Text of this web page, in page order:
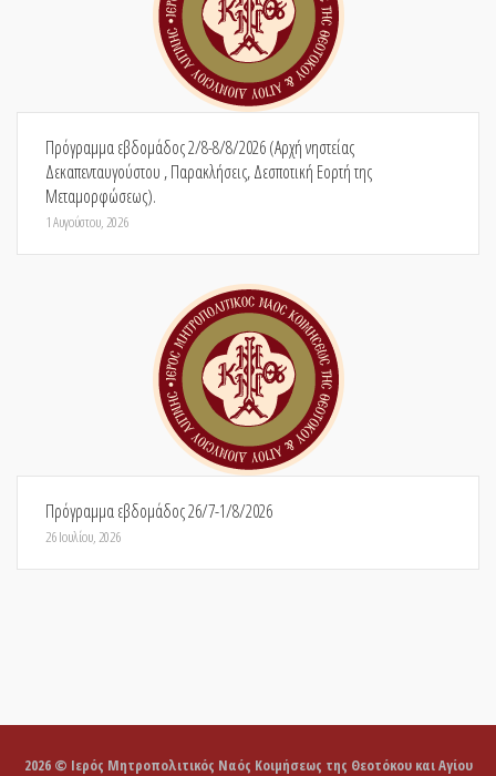
Πρόγραμμα εβδομάδος 2/8-8/8/2026 (Αρχή νηστείας
Δεκαπενταυγούστου , Παρακλήσεις, Δεσποτική Εορτή της
Μεταμορφώσεως).
1 Αυγούστου, 2026
Πρόγραμμα εβδομάδος 26/7-1/8/2026
26 Ιουλίου, 2026
2026 © Ιερός Μητροπολιτικός Ναός Κοιμήσεως της Θεοτόκου και Αγίου